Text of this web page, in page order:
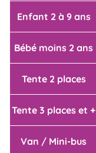
Enfant 2 à 9 ans
Bébé moins 2 ans
Tente 2 places
Tente 3 places et +
Van / Mini-bus